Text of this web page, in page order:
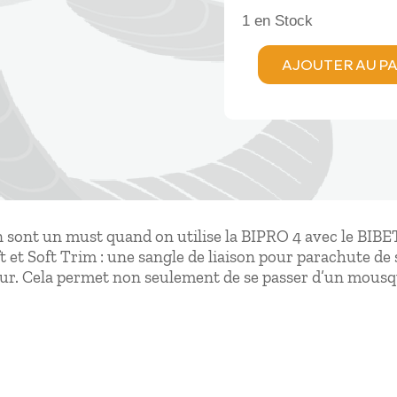
1 en Stock
quantité
ECARTEURS
SOUPLES
(paire)
AJOUTER AU
un must quand on utilise la BIPRO 4 avec le
Soft Trim : une sangle de liaison pour parachute
Cela permet non seulement de se passer d’un